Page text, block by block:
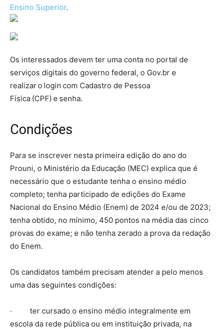
Ensino Superior.
Os interessados devem ter uma conta no portal de
serviços digitais do governo federal, o Gov.br e
realizar o login com Cadastro de Pessoa
Física (CPF) e senha.
Condições
Para se inscrever nesta primeira edição do ano do
Prouni, o Ministério da Educação (MEC) explica que é
necessário que o estudante tenha o ensino médio
completo; tenha participado de edições do Exame
Nacional do Ensino Médio (Enem) de 2024 e/ou de 2023;
tenha obtido, no mínimo, 450 pontos na média das cinco
provas do exame; e não tenha zerado a prova da redação
do Enem.
Os candidatos também precisam atender a pelo menos
uma das seguintes condições:
· ter cursado o ensino médio integralmente em
escola da rede pública ou em instituição privada, na